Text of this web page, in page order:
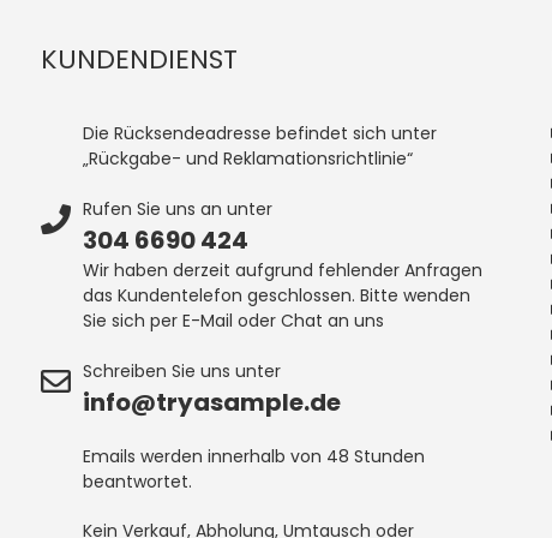
KUNDENDIENST
Die Rücksendeadresse befindet sich unter
„Rückgabe- und Reklamationsrichtlinie“
Rufen Sie uns an unter
304 6690 424
Wir haben derzeit aufgrund fehlender Anfragen
das Kundentelefon geschlossen. Bitte wenden
Sie sich per E-Mail oder Chat an uns
Schreiben Sie uns unter
info@tryasample.de
Emails werden innerhalb von 48 Stunden
beantwortet.
Kein Verkauf, Abholung, Umtausch oder